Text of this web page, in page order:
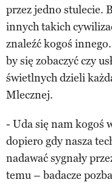
przez jedno stulecie.
innych takich
znaleźć kogoś
by się zobaczyć czy
świetlnych dzieli
Mlecznej.
- Uda się nam kogoś
dopiero gdy nasza
nadawać sygnały
temu – badacze